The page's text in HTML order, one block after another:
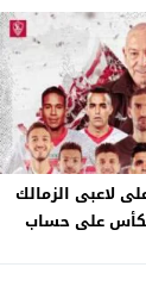
اليوم
لاعبى الزمالك
على حساب
اليوم